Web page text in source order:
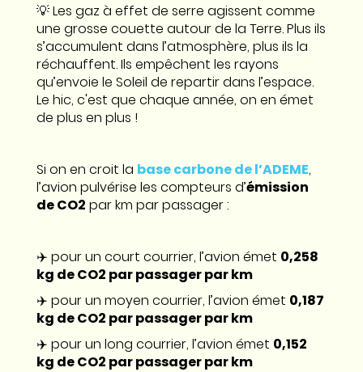
💡 Les gaz à effet de serre agissent comme
une grosse couette autour de la Terre. Plus ils
s’accumulent dans l’atmosphère, plus ils la
réchauffent. Ils empêchent les rayons
qu’envoie le Soleil de repartir dans l’espace.
Le hic, c'est que chaque année, on en émet
de plus en plus !
Si on en croit la base carbone de l’ADEME,
l’avion pulvérise les compteurs d’émission
de CO2 par km par passager :
✈️ pour un court courrier, l’avion émet 0,258
kg de CO2 par passager par km
✈️ pour un moyen courrier, l’avion émet 0,187
kg de CO2 par passager par km
✈️ pour un long courrier, l’avion émet 0,152
kg de CO2 par passager par km